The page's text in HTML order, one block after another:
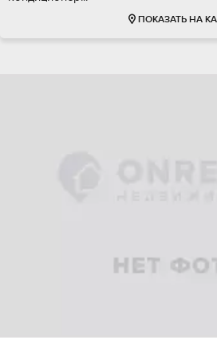
ПОКАЗАТЬ НА